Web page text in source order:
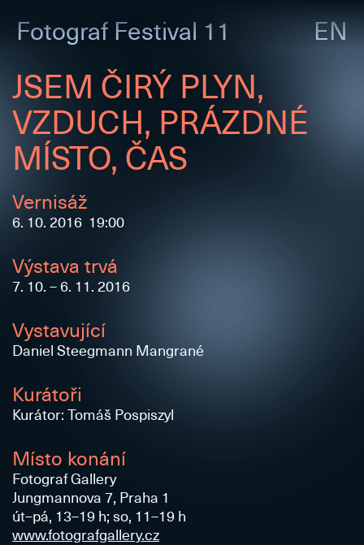
Fotograf Festival 11 EN
JSEM ČIRÝ PLYN,
VZDUCH, PRÁZDNÉ
MÍSTO, ČAS
Vernisáž
6. 10. 2016 19:00
Výstava trvá
7. 10. – 6. 11. 2016
Vystavující
Daniel Steegmann Mangrané
Kurátoři
Kurátor: Tomáš Pospiszyl
Místo konání
Fotograf Gallery
Jungmannova 7, Praha 1
út–pá, 13–19 h; so, 11–19 h
www.fotografgallery.cz